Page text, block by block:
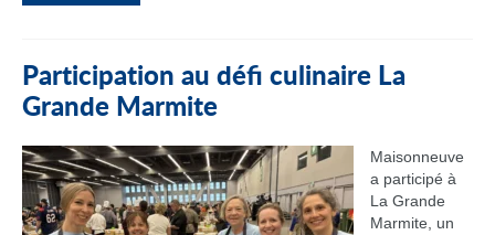
Participation au défi culinaire La
Grande Marmite
Maisonneuve
a participé à
La Grande
Marmite, un